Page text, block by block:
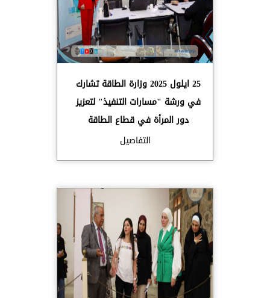
25 ايلول 2025 وزارة الطاقة تشارك
في ورشة "مسارات التنفيذ" لتعزيز
دور المرأة في قطاع الطاقة
التفاصيل